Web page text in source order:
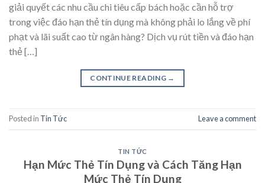
giải quyết các nhu cầu chi tiêu cấp bách hoặc cần hỗ trợ
trong việc đáo hạn thẻ tín dụng mà không phải lo lắng về phí
phạt và lãi suất cao từ ngân hàng? Dịch vụ rút tiền và đáo hạn
thẻ […]
CONTINUE READING →
Posted in Tin Tức Leave a comment
TIN TỨC
Hạn Mức Thẻ Tín Dụng và Cách Tăng Hạn
Mức Thẻ Tín Dụng